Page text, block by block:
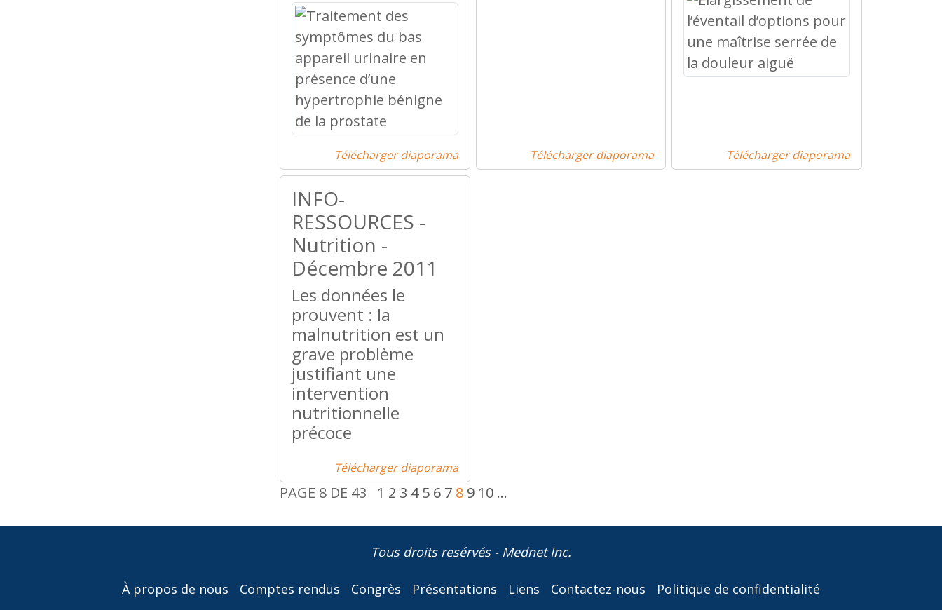
Télécharger diaporama Télécharger diaporama Télécharger diaporama
INFO-
RESSOURCES -
Nutrition -
Décembre 2011
Les données le
prouvent : la
malnutrition est un
grave problème
justifiant une
intervention
nutritionnelle
précoce
Télécharger diaporama
PAGE 8 DE 43 1 2 3 4 5 6 7 8 9 10 ...
Tous droits resérvés - Mednet Inc.
À propos de nous Comptes rendus Congrès Présentations Liens Contactez-nous Politique de confidentialité